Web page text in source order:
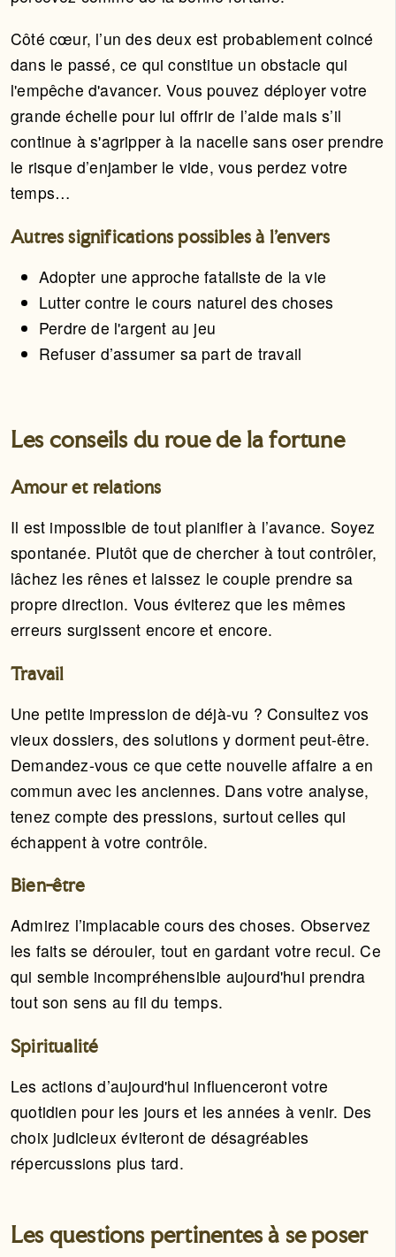
Côté cœur, l’un des deux est probablement coincé
dans le passé, ce qui constitue un obstacle qui
l'empêche d'avancer. Vous pouvez déployer votre
grande échelle pour lui offrir de l’aide mais s’il
continue à s'agripper à la nacelle sans oser prendre
le risque d’enjamber le vide, vous perdez votre
temps…
Autres significations possibles à l'envers
Adopter une approche fataliste de la vie
Lutter contre le cours naturel des choses
Perdre de l'argent au jeu
Refuser d’assumer sa part de travail
Les conseils du roue de la fortune
Amour et relations
Il est impossible de tout planifier à l’avance. Soyez
spontanée. Plutôt que de chercher à tout contrôler,
lâchez les rênes et laissez le couple prendre sa
propre direction. Vous éviterez que les mêmes
erreurs surgissent encore et encore.
Travail
Une petite impression de déjà-vu ? Consultez vos
vieux dossiers, des solutions y dorment peut-être.
Demandez-vous ce que cette nouvelle affaire a en
commun avec les anciennes. Dans votre analyse,
tenez compte des pressions, surtout celles qui
échappent à votre contrôle.
Bien-être
Admirez l’implacable cours des choses. Observez
les faits se dérouler, tout en gardant votre recul. Ce
qui semble incompréhensible aujourd'hui prendra
tout son sens au fil du temps.
Spiritualité
Les actions d’aujourd'hui influenceront votre
quotidien pour les jours et les années à venir. Des
choix judicieux éviteront de désagréables
répercussions plus tard.
Les questions pertinentes à se poser